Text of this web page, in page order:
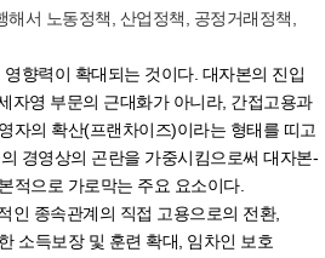
서 노동정책, 산업정책, 공정거래정책,
향력이 확대되는 것이다. 대자본의 진입
자영 부문의 근대화가 아니라, 간접고용과
자의 확산(프랜차이즈)이라는 형태를 띠고
경영상의 곤란을 가중시킴으로써 대자본-
적으로 가로막는 주요 요소이다.
인 종속관계의 직접 고용으로의 전환,
소득보장 및 훈련 확대, 임차인 보호